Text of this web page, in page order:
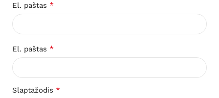
El. paštas *
El. paštas *
Slaptažodis *